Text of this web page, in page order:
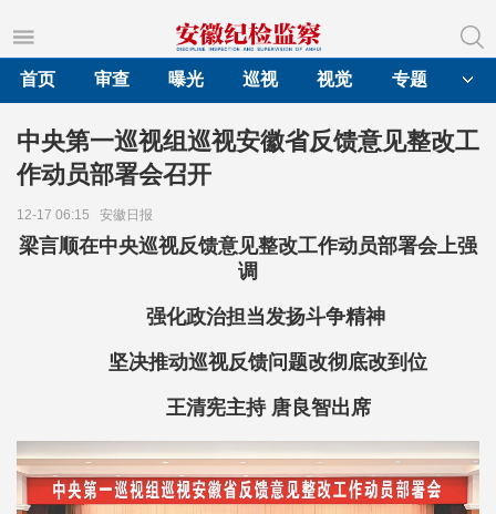
首页
审查 曝光 巡视 视觉 专题
中央第一巡视组巡视安徽省反馈意见整改工
作动员部署会召开
12-17 06:15 安徽日报
梁言顺在中央巡视反馈意见整改工作动员部署会上强
调
强化政治担当发扬斗争精神
坚决推动巡视反馈问题改彻底改到位
王清宪主持 唐良智出席